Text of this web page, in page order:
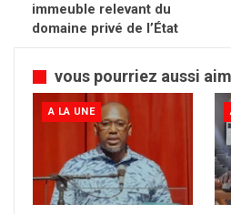
immeuble relevant du
domaine privé de l’État
vous pourriez aussi
A LA UNE